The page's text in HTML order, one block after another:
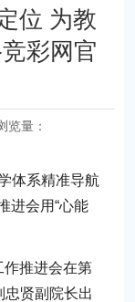
动态 学院动态
位 为教
彩网官
览量：
体系精准导航
进会用“心能
作推进会在第
贤副院长出